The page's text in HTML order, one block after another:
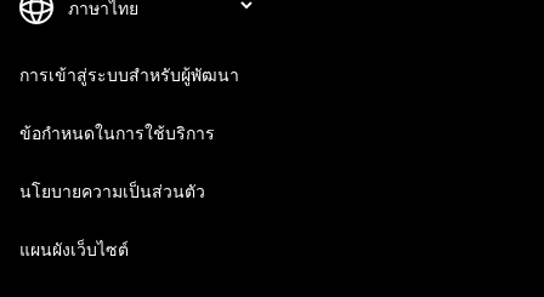
การเข้าสู่ระบบสำหรับผู้พัฒนา
ข้อกำหนดในการใช้บริการ
นโยบายความเป็นส่วนตัว
แผนผังเว็บไซต์